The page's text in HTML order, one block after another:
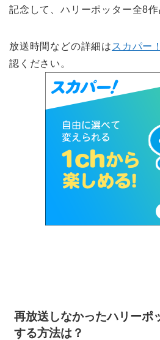
記念して、ハリーポッター全8作
放送時間などの詳細はスカパー！
認ください。
再放送しなかったハリーポ
する方法は？